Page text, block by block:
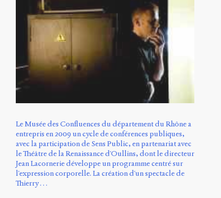
Le Musée des Confluences du département du Rhône a
entrepris en 2009 un cycle de conférences publiques,
avec la participation de Sens Public, en partenariat avec
le Théâtre de la Renaissance d'Oullins, dont le directeur
Jean Lacornerie développe un programme centré sur
l'expression corporelle. La création d'un spectacle de
Thierry …